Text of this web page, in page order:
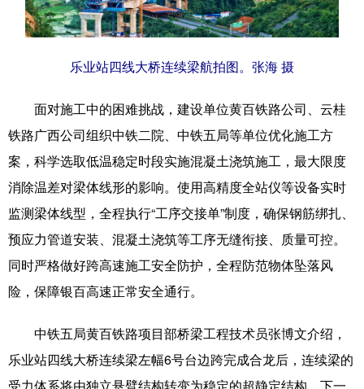
北京 天津 河北 山西
吉林 上海
山东 河南 湖北 湖南
广东 广西 海南 重庆
四川 贵州 云南 西藏
甘肃
新疆 内蒙古 黑龙江
多语种频道
English Español Français عربى
乐业站四线大桥连续梁航拍图。张海 摄
面对施工中的困难挑战，建设单位黄百铁路公司、云桂
铁路广西公司组织中铁二院、中铁五局等单位优化施工方
案，科学选取低温稳定时段实施混凝土浇筑施工，最大限度
消除温差对梁体线形的影响。使用高精度全站仪等设备实时
监测梁体线型，全程执行“工序交接单”制度，确保钢筋绑扎、
预应力管道安装、混凝土浇筑等工序无缝衔接、质量可控。
同时严格做好跨高速施工安全防护，全程防范物体坠落风
险，保障银百高速正常安全通行。
中铁五局黄百铁路项目部桥梁工程技术员张博文介绍，
乐业站四线大桥连续梁左幅6号台边跨完成合龙后，连续梁的
受力体系将由独立悬臂结构转变为稳定的超静定结构，下一